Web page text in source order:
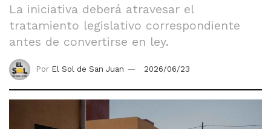
La iniciativa deberá atravesar el
tratamiento legislativo correspondiente
antes de convertirse en ley.
Por El Sol de San Juan 2026/06/23